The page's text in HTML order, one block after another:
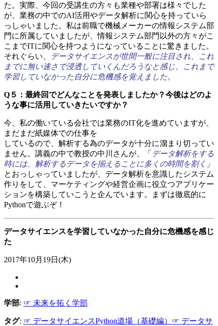
た。実際、今回の受講生の方々も業種や部署は様々でした
が、業務の中でのAI活用やデータ解析に関心を持っていら
っしゃいました。私は前職で機械メーカーの情報システム部
門に所属していましたが、情報システム部門以外の方々がこ
こまでITに関心を持つようになっていることに驚きました。
それぐらい、
データサイエンスが世間一般に注目され、これ
までに無い速さで浸透していくんだろうなと感じ、これまで
学習していなかった自分に危機感を覚えました。
Q５：最終回でどんなことを発表しましたか？今後はどのよ
うな事に活用していきたいですか？
今、私の働いている会社では業務のIT化を進めていますが、
まだまだ紙媒体での仕事を
しているので、解析する為のデータが十分に溜まり切ってい
ません。講義の中で教授の中川さんが、「 データ解析をする
時には、解析するデータを揃えることに多くの時間を割く 」
とおっしゃっていましたが、データ解析を意識したシステム
作りをして、マーケティングや経営企画に役立つアプリケー
ションを構築していこうと企んでいます。まずは徹底的に
Pythonで遊ぶぞ！
データサイエンスを学習していなかった自分に危機感を感じ
た
2017年10月19日(木)
学部: ☞ 未来を拓く学部
タグ: ☞ データサイエンスPython道場（基礎編） ☞ データサ